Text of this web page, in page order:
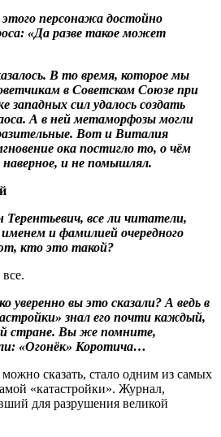
этого персонажа достойно
«Да разве такое может
В то время, которое мы
в Советском Союзе при
западных сил удалось создать
А в ней метаморфозы могли
Вот и Виталия
ока постигло то, о чём
наверное, и не помышлял.
все ли читатели,
и фамилией очередного
кто это такой?
уверенно вы это сказали? А ведь в
знал его почти каждый,
стране. Вы же помните,
«Огонёк» Коротича…
сказать, стало одним из самых
«катастройки». Журнал,
для разрушения великой